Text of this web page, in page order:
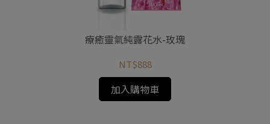
療癒靈氣純露花水-玫瑰
NT$888
加入購物車